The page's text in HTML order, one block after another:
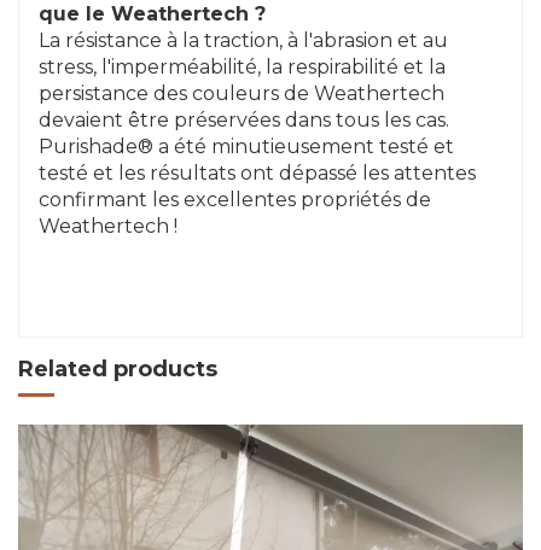
que le Weathertech ?
La résistance à la traction, à l'abrasion et au
stress, l'imperméabilité, la respirabilité et la
persistance des couleurs de Weathertech
devaient être préservées dans tous les cas.
Purishade® a été minutieusement testé et
testé et les résultats ont dépassé les attentes
confirmant les excellentes propriétés de
Weathertech !
Related products